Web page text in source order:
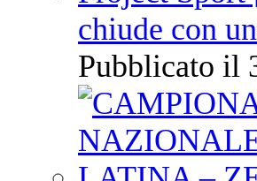
chiude con
Pubblicato il